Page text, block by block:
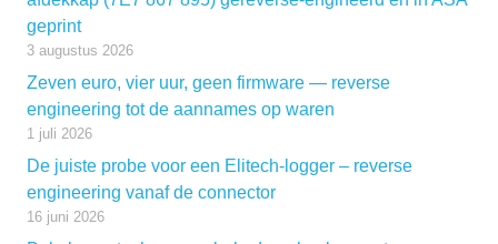
geprint
3 augustus 2026
Zeven euro, vier uur, geen firmware — reverse
engineering tot de aannames op waren
1 juli 2026
De juiste probe voor een Elitech-logger – reverse
engineering vanaf de connector
16 juni 2026